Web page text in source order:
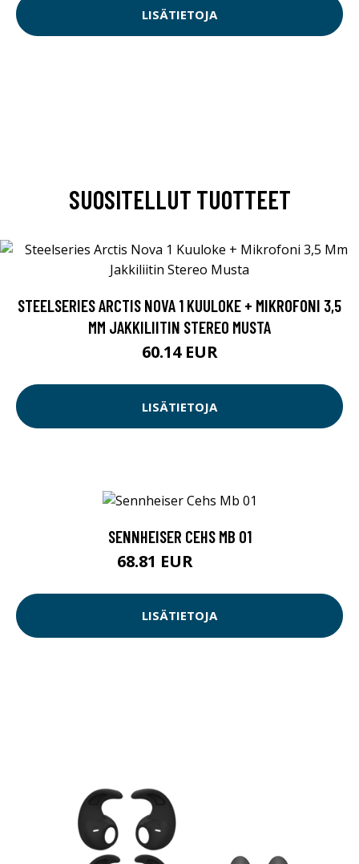
LISÄTIETOJA
SUOSITELLUT TUOTTEET
STEELSERIES ARCTIS NOVA 1 KUULOKE + MIKROFONI 3,5
MM JAKKILIITIN STEREO MUSTA
60.14 EUR
LISÄTIETOJA
SENNHEISER CEHS MB 01
68.81 EUR
LISÄTIETOJA